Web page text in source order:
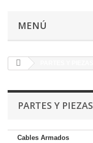
MENÚ
PARTES Y PIEZAS
Cables Armados